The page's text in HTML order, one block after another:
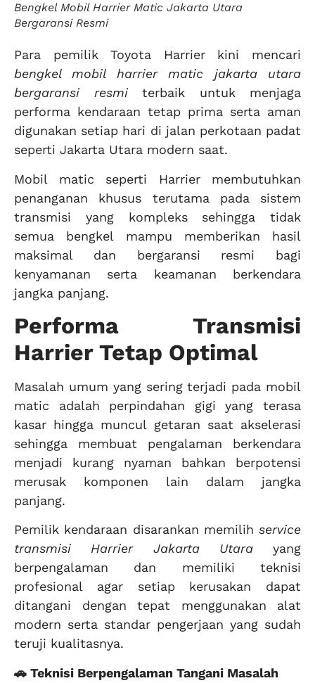
Bengkel Mobil Harrier Matic Jakarta Utara
Bergaransi Resmi
Para pemilik Toyota Harrier kini mencari
bengkel mobil harrier matic jakarta utara
bergaransi resmiterbaik untuk menjaga
performa kendaraan tetap prima serta aman
digunakan setiap hari di jalan perkotaan padat
seperti Jakarta Utara modern saat.
Mobil matic seperti Harrier membutuhkan
penanganan khusus terutama pada sistem
transmisi yang kompleks sehingga tidak
semua bengkel mampu memberikan hasil
maksimal dan bergaransi resmi bagi
kenyamanan serta keamanan berkendara
jangka panjang.
Performa Transmisi
Harrier Tetap Optimal
Masalah umum yang sering terjadi pada mobil
matic adalah perpindahan gigi yang terasa
kasar hingga muncul getaran saat akselerasi
sehingga membuat pengalaman berkendara
menjadi kurang nyaman bahkan berpotensi
merusak komponen lain dalam jangka
panjang.
Pemilik kendaraan disarankan memilih service
transmisi Harrier Jakarta Utarayang
berpengalaman dan memiliki teknisi
profesional agar setiap kerusakan dapat
ditangani dengan tepat menggunakan alat
modern serta standar pengerjaan yang sudah
teruji kualitasnya.
🚗 Teknisi Berpengalaman Tangani Masalah